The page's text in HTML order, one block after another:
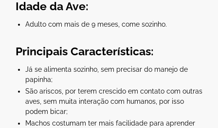
Idade da Ave:
Adulto com mais de 9 meses, come sozinho.
Principais Características:
Já se alimenta sozinho, sem precisar do manejo de
papinha;
São ariscos, por terem crescido em contato com outras
aves, sem muita interação com humanos, por isso
podem bicar;
Machos costumam ter mais facilidade para aprender